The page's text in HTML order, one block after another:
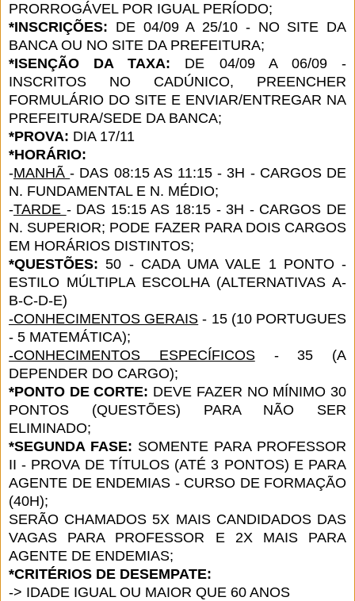
PRORROGÁVEL POR IGUAL PERÍODO;
*INSCRIÇÕES: DE 04/09 A 25/10 - NO SITE DA
BANCA OU NO SITE DA PREFEITURA;
*ISENÇÃO DA TAXA: DE 04/09 A 06/09 -
INSCRITOS NO CADÚNICO, PREENCHER
FORMULÁRIO DO SITE E ENVIAR/ENTREGAR NA
PREFEITURA/SEDE DA BANCA;
*PROVA: DIA 17/11
*HORÁRIO:
-MANHÃ- DAS 08:15 AS 11:15 - 3H - CARGOS DE
N. FUNDAMENTAL E N. MÉDIO;
-TARDE - DAS 15:15 AS 18:15 - 3H - CARGOS DE
N. SUPERIOR; PODE FAZER PARA DOIS CARGOS
EM HORÁRIOS DISTINTOS;
*QUESTÕES: 50 - CADA UMA VALE 1 PONTO -
ESTILO MÚLTIPLA ESCOLHA (ALTERNATIVAS A-
B-C-D-E)
-CONHECIMENTOS GERAIS - 15 (10 PORTUGUES
- 5 MATEMÁTICA);
-CONHECIMENTOS ESPECÍFICOS- 35 (A
DEPENDER DO CARGO);
*PONTO DE CORTE: DEVE FAZER NO MÍNIMO 30
PONTOS (QUESTÕES) PARA NÃO SER
ELIMINADO;
*SEGUNDA FASE: SOMENTE PARA PROFESSOR
II - PROVA DE TÍTULOS (ATÉ 3 PONTOS) E PARA
AGENTE DE ENDEMIAS - CURSO DE FORMAÇÃO
(40H);
SERÃO CHAMADOS 5X MAIS CANDIDADOS DAS
VAGAS PARA PROFESSOR E 2X MAIS PARA
AGENTE DE ENDEMIAS;
*CRITÉRIOS DE DESEMPATE:
-> IDADE IGUAL OU MAIOR QUE 60 ANOS